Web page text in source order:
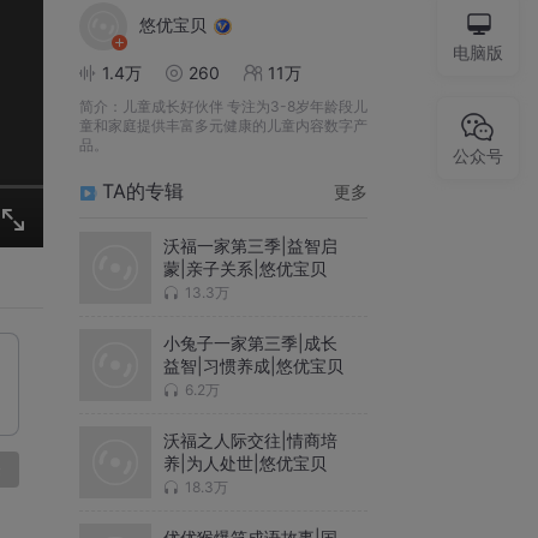
悠优宝贝
1.4万 260 11万
简介： 儿童成长好伙伴 专注为3-8岁年龄段儿
童和家庭提供丰富多元健康的儿童内容数字产
品。
TA的专辑 更多
沃福一家第三季|益智启
蒙|亲子关系|悠优宝贝
13.3万
小兔子一家第三季|成长
益智|习惯养成|悠优宝贝
6.2万
沃福之人际交往|情商培
养|为人处世|悠优宝贝
18.3万
电脑版
公众号